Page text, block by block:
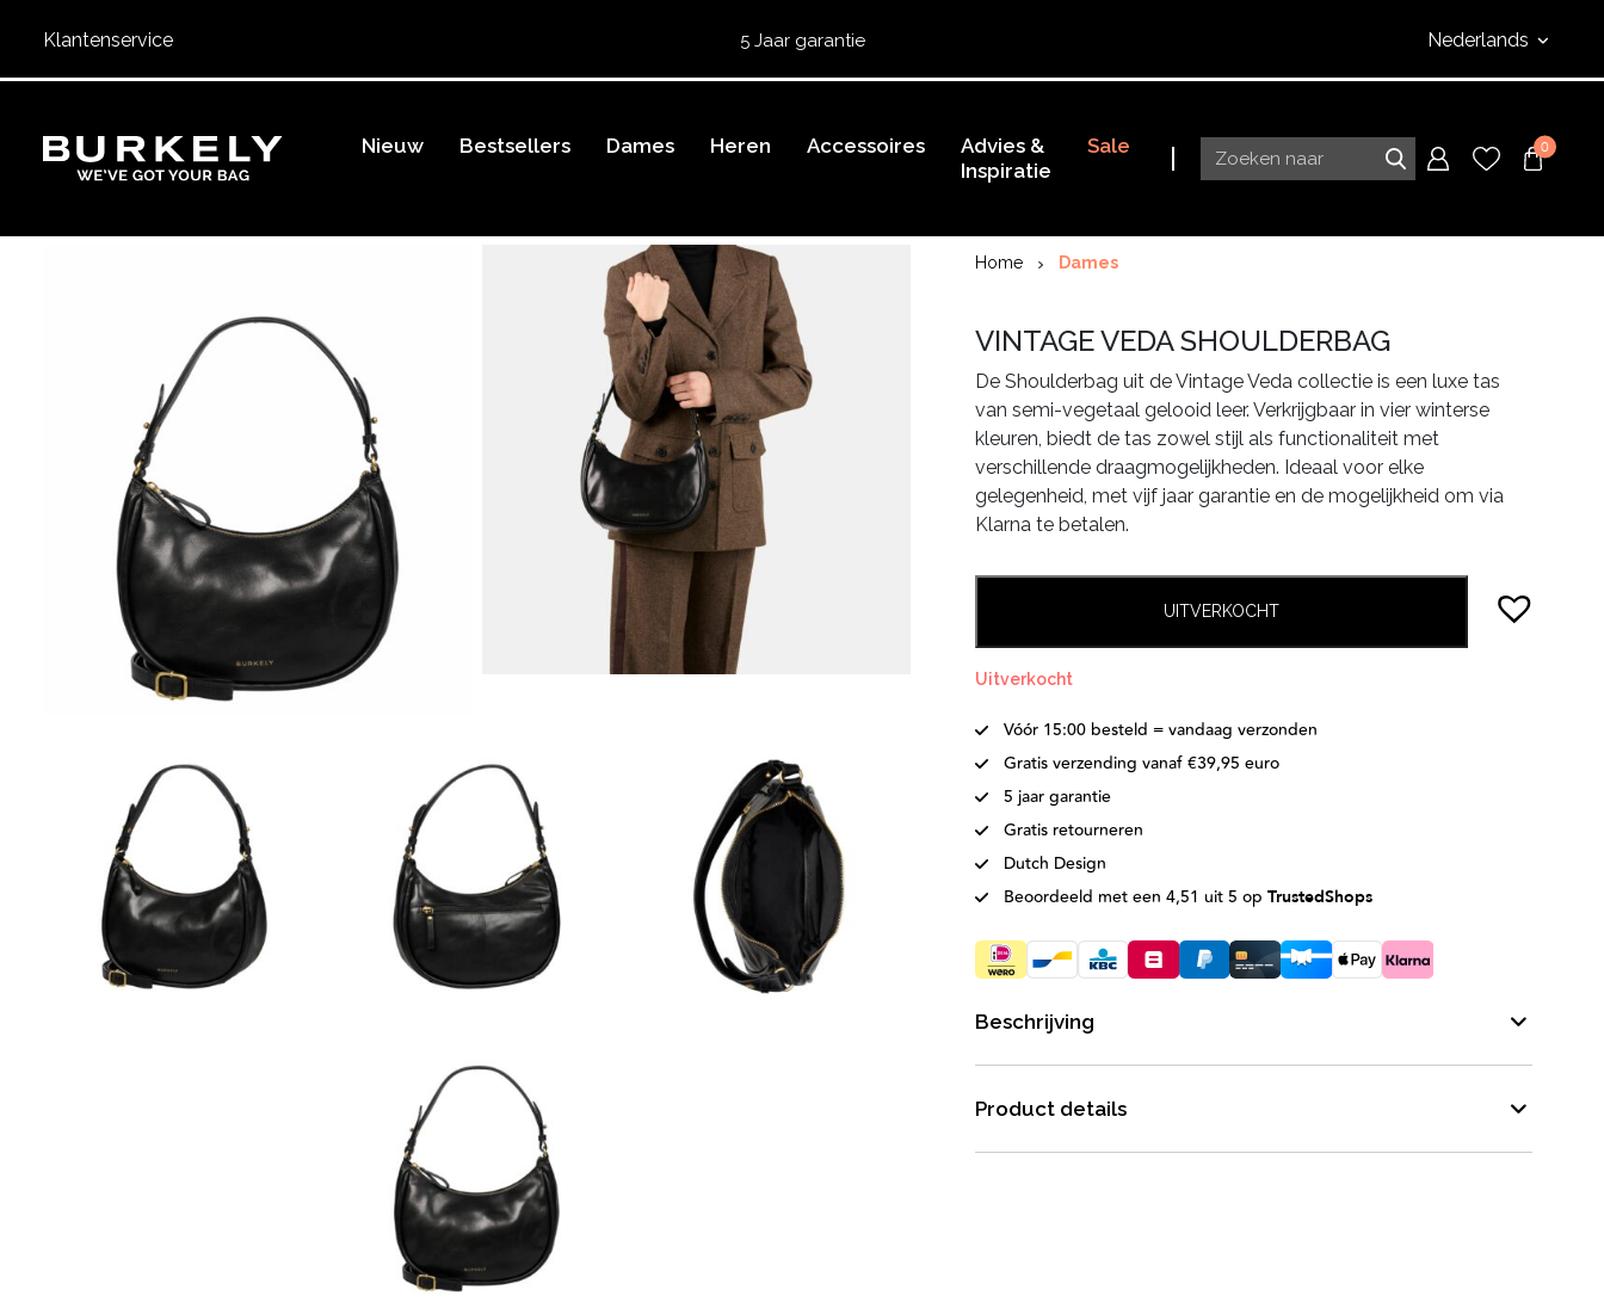
Klantenservice
5 Jaar garantie
Beoordeeld met een4,51uit 5 opTrustedShops
Gratis verzending van je bestellingvanaf 39,95 euro
Beoordeeld met een
Nederlands
BURKELYNieuw Bestsellers Dames Heren Accessoires
Advies &
Inspiratie
Sale 0
Home Dames
VINTAGE VEDA SHOULDERBAG
De Shoulderbag uit de Vintage Veda collectie is een luxe tas
van semi-vegetaal gelooid leer. Verkrijgbaar in vier winterse
kleuren, biedt de tas zowel stijl als functionaliteit met
verschillende draagmogelijkheden. Ideaal voor elke
gelegenheid, met vijf jaar garantie en de mogelijkheid om via
Klarna te betalen.
UITVERKOCHT
Uitverkocht
Vóór 15:00 besteld = vandaag verzonden
Gratis verzending vanaf €39,95 euro
5 jaar garantie
Gratis retourneren
Dutch Design
Beoordeeld met een 4,51 uit 5 opTrustedShops
Beschrijving
Product details